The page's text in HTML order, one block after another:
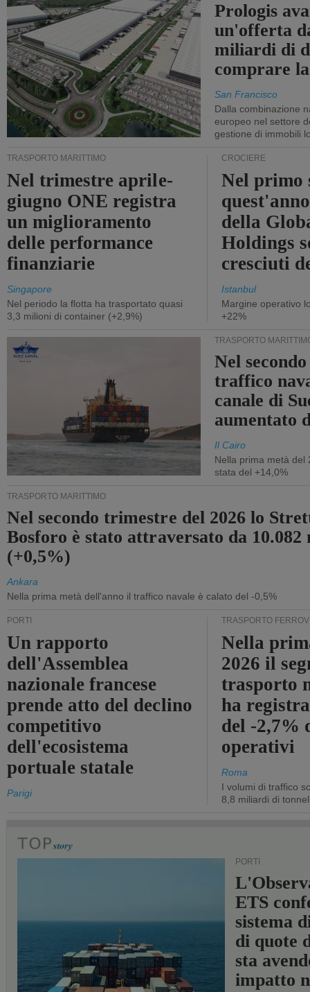
Prologis
un'offerta
miliardi di
comprare
San Francisco
Dalla combinazione
europeo nel settore
gestione di immobili
TRASPORTO MARITTIMO
Nel trimestre aprile-
giugno ONE registra
un miglioramento
delle performance
finanziarie
Singapore
Nel periodo la flotta ha trasportato quasi
3,3 milioni di container (+2,9%)
CROCIERE
Nel primo
della
Holdings
cresciuti
Istanbul
Margine operativo
+22%
TRASPORTO
Nel
traffico
canale di
aumentato
Il Cairo
Nella prima metà del
stata del +14,0%
TRASPORTO MARITTIMO
Nel secondo trimestre del 2026 lo
Bosforo è stato attraversato da 10.082
(+0,5%)
Ankara
Nella prima metà dell'anno il traffico navale è calato del -0,5%
PORTI
Un rapporto
dell'Assemblea
nazionale francese
prende atto del declino
competitivo
dell'ecosistema
portuale statale
Parigi
TRASPORTO
Nella
2026 il
trasporto
ha
del -2,7%
operativi
Roma
I volumi di traffico
8,8 miliardi di
PORTI
ETS
sistema
di quote
sta
impatto